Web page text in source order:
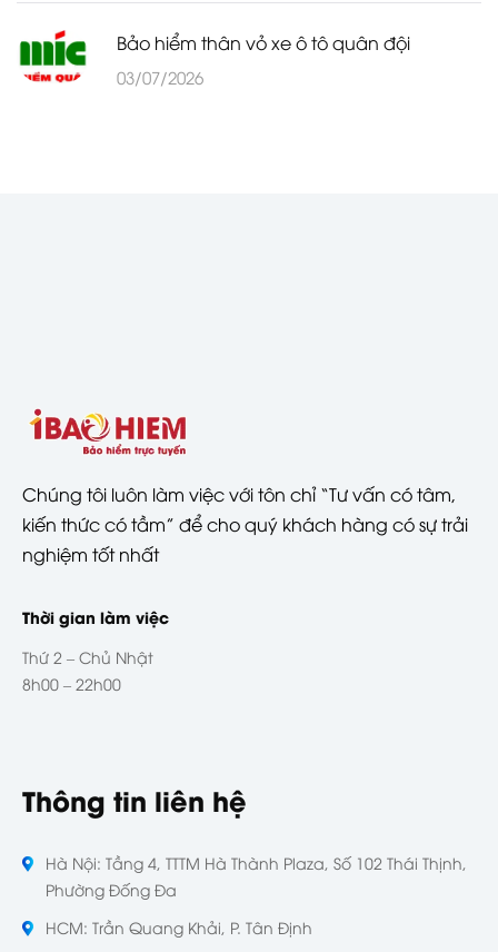
Bảo hiểm thân vỏ xe ô tô quân đội
03/07/2026
Chúng tôi luôn làm việc với tôn chỉ “Tư vấn có tâm,
kiến thức có tầm” để cho quý khách hàng có sự trải
nghiệm tốt nhất
Thời gian làm việc
Thứ 2 – Chủ Nhật
8h00 – 22h00
Thông tin liên hệ
Hà Nội: Tầng 4, TTTM Hà Thành Plaza, Số 102 Thái Thịnh,
Phường Đống Đa
HCM: Trần Quang Khải, P. Tân Định